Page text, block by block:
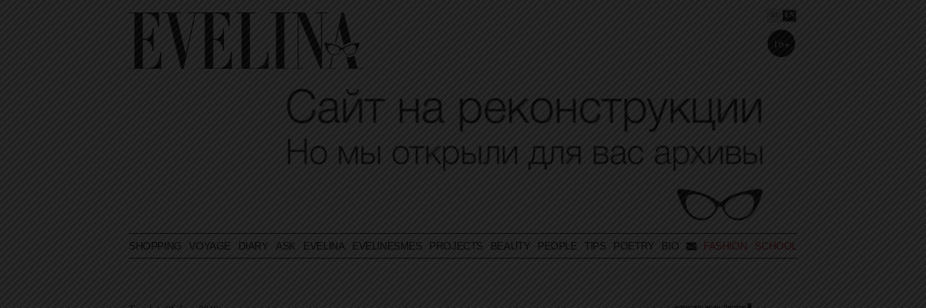
RU EN
16+
SHOPPING VOYAGE DIARY ASK EVELINA EVELINESMES PROJECTS BEAUTY PEOPLE TIPS POETRY BIO FASHION SCHOOL